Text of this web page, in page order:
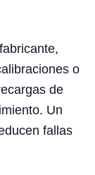
o
de
Un
fallas